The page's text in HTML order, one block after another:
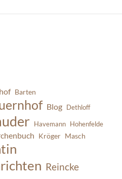
Barten
Blog Dethloff
Havemann Hohenfelde
Kröger Masch
Reincke